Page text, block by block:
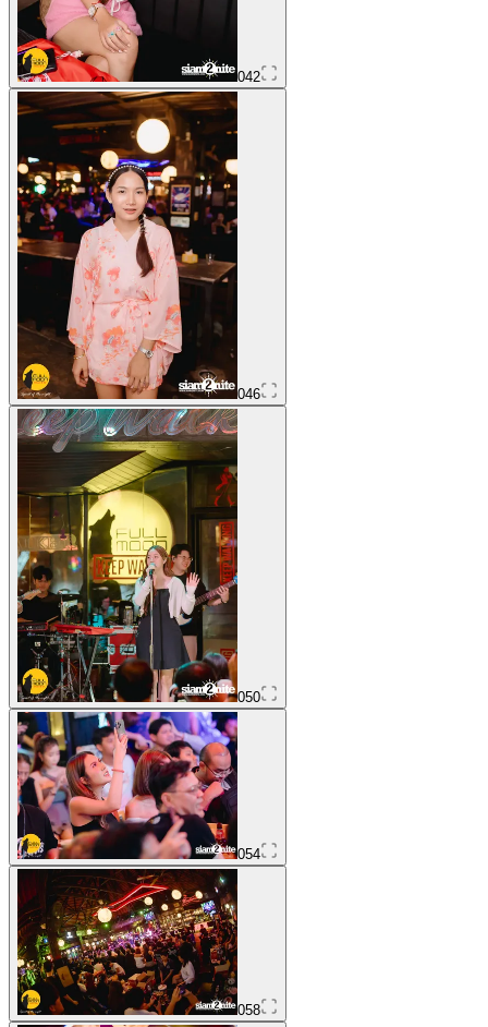
042
046
050
054
058